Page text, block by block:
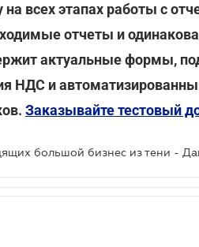
всех этапах работы с
отчеты и
актуальные формы,
НДС и
Заказывайте тестовый